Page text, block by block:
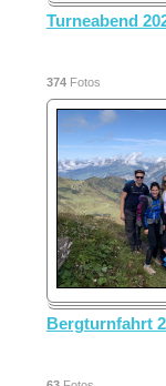
Turneabend
374Fotos
Bergturnfahrt